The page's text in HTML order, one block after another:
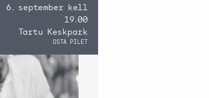
6. september kell
19.00
Tartu Keskpark
OSTA PILET